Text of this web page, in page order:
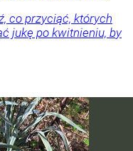
co przyciąć, których
jukę po kwitnieniu, by